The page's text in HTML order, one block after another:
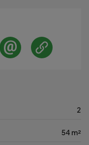
2
54 m²